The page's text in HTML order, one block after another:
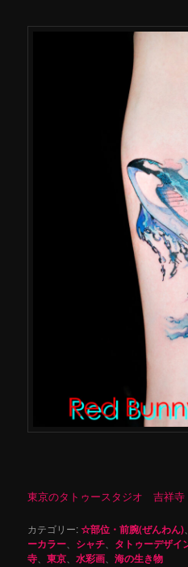
東京のタトゥースタジオ 吉祥寺
カテゴリー:☆部位・前腕(ぜんわん)
ーカラー
シャチ タトゥーデザイ
寺 、東京 、水彩画 、海の生き物